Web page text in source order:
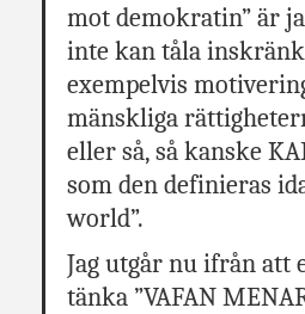
mot demokratin” är
inte kan tåla
exempelvis
mänskliga
eller så, så kanske
som den definieras
world”.
Jag utgår nu ifrån att
tänka ”VAFAN